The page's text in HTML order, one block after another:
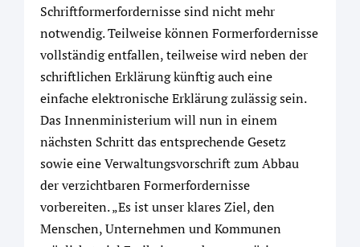
Schriftformerfordernisse sind nicht mehr
notwendig. Teilweise können Formerfordernisse
vollständig entfallen, teilweise wird neben der
schriftlichen Erklärung künftig auch eine
einfache elektronische Erklärung zulässig sein.
Das Innenministerium will nun in einem
nächsten Schritt das entsprechende Gesetz
sowie eine Verwaltungsvorschrift zum Abbau
der verzichtbaren Formerfordernisse
vorbereiten. „Es ist unser klares Ziel, den
Menschen, Unternehmen und Kommunen